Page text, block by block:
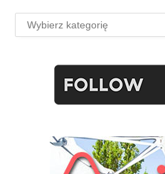
Kategorie